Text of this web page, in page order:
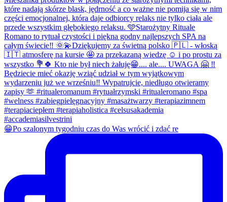
😁Po szalonym tygodniu czas do Was wrócić i zdać re